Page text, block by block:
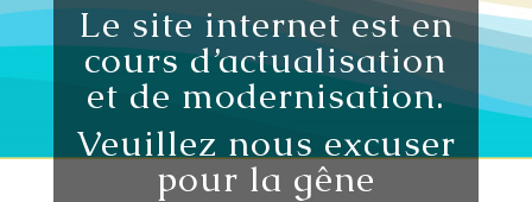
Le site internet est en
cours d’actualisation
et de modernisation.
Veuillez nous excuser
pour la gêne